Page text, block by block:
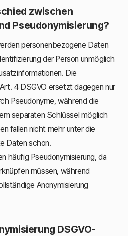
zwischen
Pseudonymisierung?
personenbezogene Daten
der Person unmöglich
Die
4 DSGVO ersetzt dagegen nur
Pseudonyme, während die
separaten Schlüssel möglich
fallen nicht mehr unter die
Daten schon.
häufig Pseudonymisierung, da
müssen, während
Anonymisierung
DSGVO-